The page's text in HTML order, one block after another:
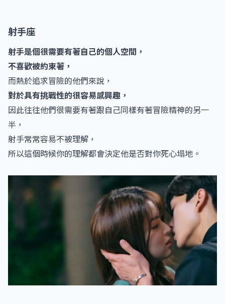
射手座
射手是個很需要有著自己的個人空間，
不喜歡被約束著，
而熱於追求冒險的他們來說，
對於具有挑戰性的很容易感興趣，
因此往往他們很需要有著跟自己同樣有著冒險精神的另一
半，
射手常常容易不被理解，
所以這個時候你的理解都會決定他是否對你死心塌地。